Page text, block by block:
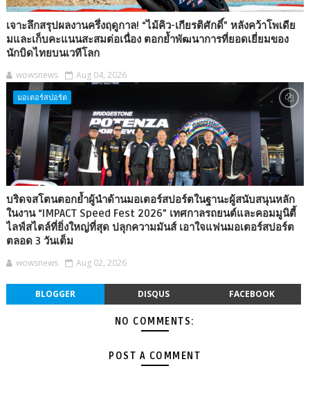
เจาะลึกสรุปผลงานครึ่งฤดูกาล! “ไม้คิว-เกียรติศักดิ์” หลังคว้าโพเดีย
มและเก็บคะแนนสะสมต่อเนื่อง ตอกย้ำพัฒนาการที่ยอดเยี่ยมของ
นักบิดไทยบนเวทีโลก
wowsnews Aug 04, 2026
มอเตอร์สปอร์ต
บริดจสโตนตอกย้ำผู้นำด้านมอเตอร์สปอร์ตในฐานะผู้สนับสนุนหลัก
ในงาน “IMPACT Speed Fest 2026” เทศกาลรถยนต์และคอมมูนิตี้
ไลฟ์สไตล์ที่ยิ่งใหญ่ที่สุด ปลุกความมันส์ เอาใจแฟนมอเตอร์สปอร์ต
ตลอด 3 วันเต็ม
wowsnews Aug 02, 2026
BLOGGER DISQUS FACEBOOK
NO COMMENTS:
POST A COMMENT